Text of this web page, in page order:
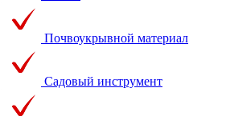
Почвоукрывной материал
Садовый инструмент